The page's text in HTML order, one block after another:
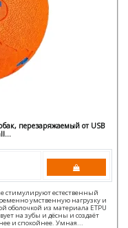
перезаряжаемый от USB
стимулируют естественный
умственную нагрузку и
оболочкой из материала ETPU
на зубы и дёсны и создаёт
и спокойнее. Умная...